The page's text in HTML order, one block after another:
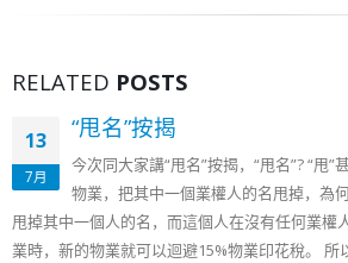
RELATED POSTS
13
7月
“甩名”按揭
今次同大家講“甩名”按揭，“甩名”? “甩”
物業，把其中一個業權人的名甩掉，為
甩掉其中一個人的名，而這個人在沒有任何業權
業時，新的物業就可以迴避15%物業印花稅。 所